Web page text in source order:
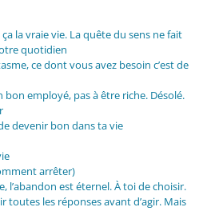
la vraie vie. La quête du sens ne fait
quotidien
ce dont vous avez besoin c’est de
bon employé, pas à être riche. Désolé.
devenir bon dans ta vie
arrêter)
l’abandon est éternel. À toi de choisir.
toutes les réponses avant d’agir. Mais